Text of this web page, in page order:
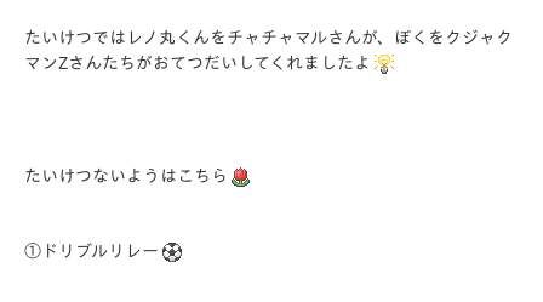
たいけつではレノ丸くんをチャチャマルさんが、ぼくをクジャク
マンZさんたちがおてつだいしてくれましたよ
たいけつないようはこちら
①ドリブルリレー